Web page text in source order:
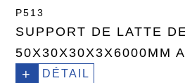
P513
SUPPORT DE LATTE
50X30X30X3X6000MM
+ DÉTAIL